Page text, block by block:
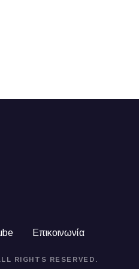
Επικοινωνία
RIGHTS RESERVED.